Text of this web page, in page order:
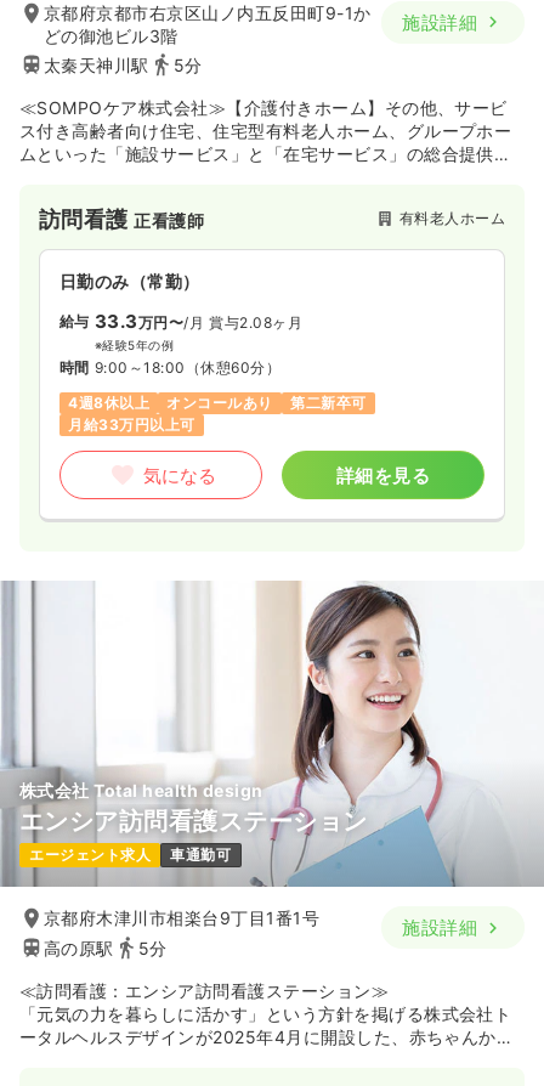
京都府京都市右京区山ノ内五反田町9-1か
どの御池ビル3階
太秦天神川駅
5分
施設詳細
≪SOMPOケア株式会社≫【介護付きホーム】その他、サービ
ス付き高齢者向け住宅、住宅型有料老人ホーム、グループホー
ムといった「施設サービス」と「在宅サービス」の総合提供を
用し、スタッフの負担軽減と人にしかできない介護への注力を
両立しているのが特徴です。実際の施設と同じ環境を再現した
実践的な研修施設での技術習得や、専門の相談窓口によるサポ
ート体制も整備されているため、先進的な設備のもとで専門性
を高めながら安心して長く働きたい方にオススメの施設・訪問
看護ステーションです。
訪問看護正看護師 有料老人ホーム
日勤のみ（常勤）
給与 33.3万円〜/月 賞与2.08ヶ月
※経験5年の例
時間 9:00～18:00 （休憩60分）
4週8休以上
オンコールあり
第二新卒可
月給33万円以上可
気になる 詳細を見る
株式会社 Total health design
エンシア訪問看護ステーション
エージェント求人 車通勤可
京都府木津川市相楽台9丁目1番1号
高の原駅
5分
施設詳細
≪訪問看護：エンシア訪問看護ステーション≫
「元気の力を暮らしに活かす」という方針を掲げる株式会社ト
ータルヘルスデザインが2025年4月に開設した、赤ちゃんから